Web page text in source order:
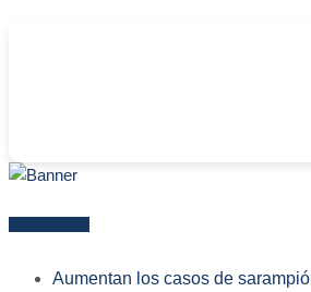
Aumentan los casos de